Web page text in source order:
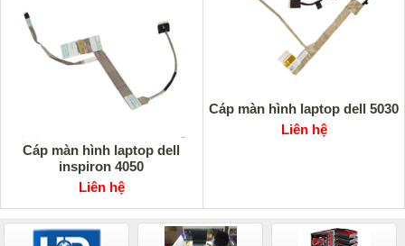
Cáp màn hình laptop dell
inspiron 4050
Liên hệ
Cáp màn hình laptop dell 5030
Liên hệ